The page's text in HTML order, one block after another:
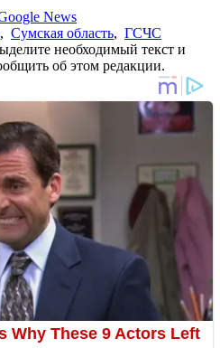
News
, Сумская область, ГСЧС
необходимый текст и
об этом редакции.